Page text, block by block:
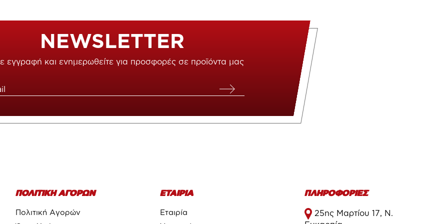
NEWSLETTER
εγγραφή και ενημερωθείτε για προσφορές σε προϊόντα μας
ΠΟΛΙΤΙΚΗ ΑΓΟΡΩΝ
Πολιτική Αγορών
ΕΤΑΙΡΙΑ
Εταιρία
ΠΛΗΡΟΦΟΡΙΕΣ
25ης Μαρτίου 17, Ν.